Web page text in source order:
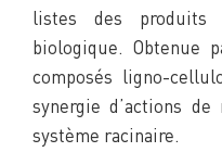
listes des produits
biologique. Obtenue
composés ligno-
synergie d’actions
système racinaire.